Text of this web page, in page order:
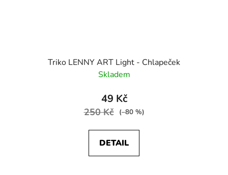
Triko LENNY ART Light - Chlapeček
Skladem
49 Kč
250 Kč (–80 %)
DETAIL